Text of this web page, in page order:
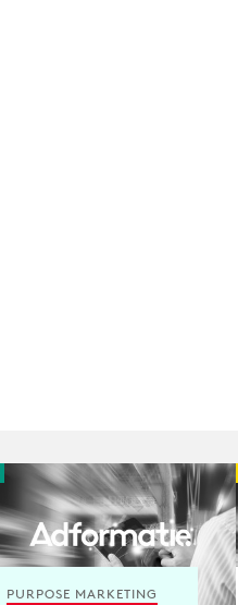
PURPOSE MARKETING